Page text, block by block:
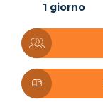
1 giorno